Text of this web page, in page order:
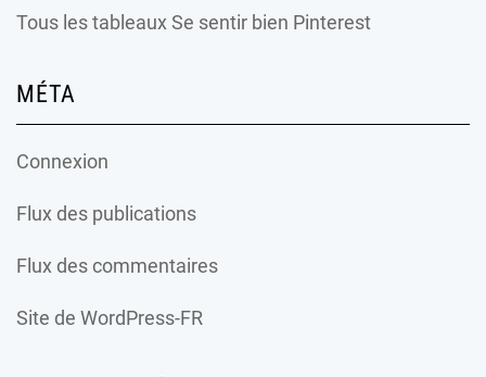
Tous les tableaux Se sentir bien Pinterest
MÉTA
Connexion
Flux des publications
Flux des commentaires
Site de WordPress-FR